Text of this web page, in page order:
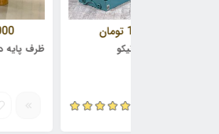
1,350,000
ظرف پایه دار وانیا